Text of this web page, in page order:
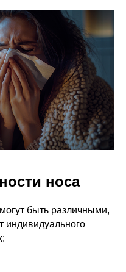
носа
быть различными,
индивидуального